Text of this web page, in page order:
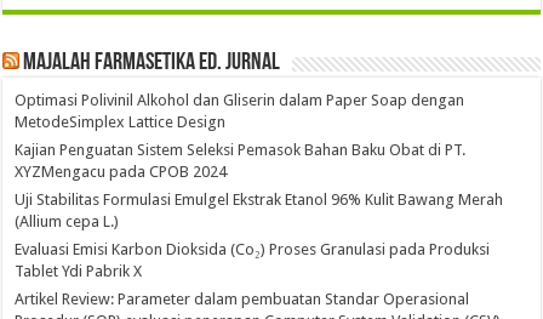
Majalah Farmasetika Ed. Jurnal
Optimasi Polivinil Alkohol dan Gliserin dalam Paper Soap dengan
MetodeSimplex Lattice Design
Kajian Penguatan Sistem Seleksi Pemasok Bahan Baku Obat di PT.
XYZMengacu pada CPOB 2024
Uji Stabilitas Formulasi Emulgel Ekstrak Etanol 96% Kulit Bawang Merah
(Allium cepa L.)
Evaluasi Emisi Karbon Dioksida (Co₂) Proses Granulasi pada Produksi
Tablet Ydi Pabrik X
Artikel Review: Parameter dalam pembuatan Standar Operasional